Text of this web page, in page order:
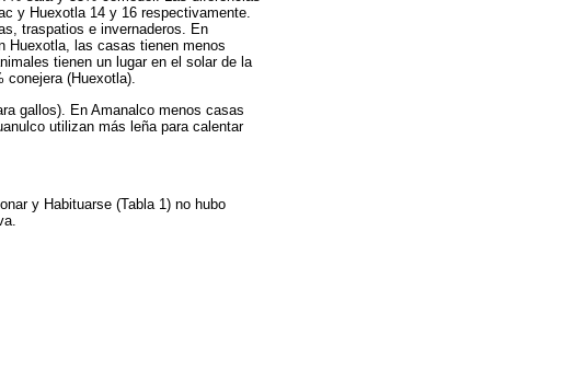
y Huexotla 14 y 16 respectivamente.
traspatios e invernaderos. En
Huexotla, las casas tienen menos
tienen un lugar en el solar de la
conejera (Huexotla).
gallos). En Amanalco menos casas
utilizan más leña para calentar
y Habituarse (Tabla 1) no hubo